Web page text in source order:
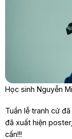
Học sinh Nguyễn
Tuần lễ tranh cử
đã xuất hiện
cấn!!!